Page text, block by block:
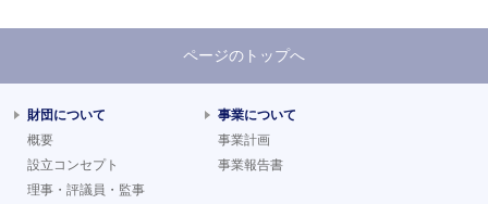
ページのトップへ
財団について
概要
設立コンセプト
理事・評議員・監事
事業について
事業計画
事業報告書